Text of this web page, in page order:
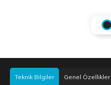
Teknik Bilgiler Genel Özellikler